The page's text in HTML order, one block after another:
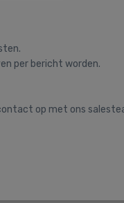
per bericht worden.
op met ons